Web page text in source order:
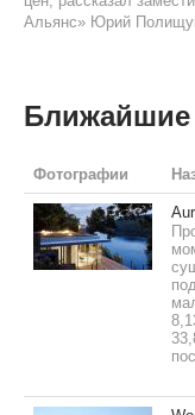
Альянс» Юрий
Ближайшие
Фотографии